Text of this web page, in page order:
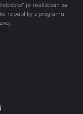
je realizován za
republiky z programu